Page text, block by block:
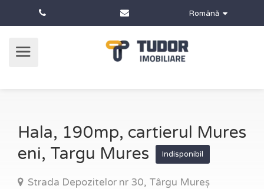
Română
Hala, 190mp, cartierul Mures
eni, Targu Mures
Indisponibil
Strada Depozitelor nr 30, Târgu Mureș